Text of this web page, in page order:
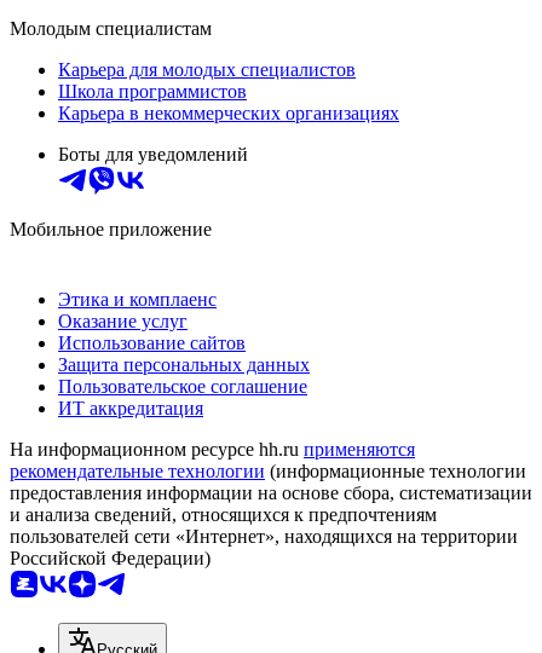
Молодым специалистам
Карьера для молодых специалистов
Школа программистов
Карьера в некоммерческих организациях
Боты для уведомлений
Мобильное приложение
Этика и комплаенс
Оказание услуг
Использование сайтов
Защита персональных данных
Пользовательское соглашение
ИТ аккредитация
На информационном ресурсе hh.ru применяются
рекомендательные технологии (информационные технологии
предоставления информации на основе сбора, систематизации
и анализа сведений, относящихся к предпочтениям
пользователей сети «Интернет», находящихся на территории
Российской Федерации)